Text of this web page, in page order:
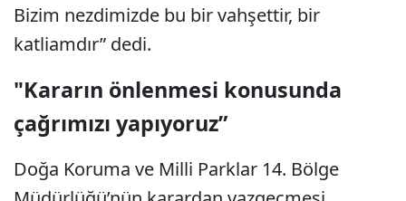
Bizim nezdimizde bu bir vahşettir, bir
katliamdır” dedi.
"Kararın önlenmesi konusunda
çağrımızı yapıyoruz”
Doğa Koruma ve Milli Parklar 14. Bölge